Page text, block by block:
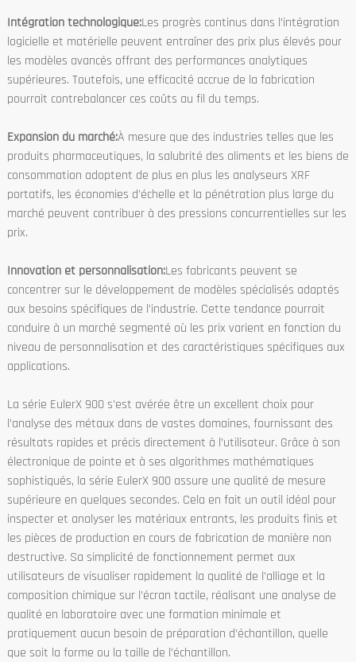
Intégration technologique:Les progrès continus dans l’intégration
logicielle et matérielle peuvent entraîner des prix plus élevés pour
les modèles avancés offrant des performances analytiques
supérieures. Toutefois, une efficacité accrue de la fabrication
pourrait contrebalancer ces coûts au fil du temps.
Expansion du marché:À mesure que des industries telles que les
produits pharmaceutiques, la salubrité des aliments et les biens de
consommation adoptent de plus en plus les analyseurs XRF
portatifs, les économies d’échelle et la pénétration plus large du
marché peuvent contribuer à des pressions concurrentielles sur les
prix.
Innovation et personnalisation:Les fabricants peuvent se
concentrer sur le développement de modèles spécialisés adaptés
aux besoins spécifiques de l’industrie. Cette tendance pourrait
conduire à un marché segmenté où les prix varient en fonction du
niveau de personnalisation et des caractéristiques spécifiques aux
applications.
La série EulerX 900 s’est avérée être un excellent choix pour
l’analyse des métaux dans de vastes domaines, fournissant des
résultats rapides et précis directement à l’utilisateur. Grâce à son
électronique de pointe et à ses algorithmes mathématiques
sophistiqués, la série EulerX 900 assure une qualité de mesure
supérieure en quelques secondes. Cela en fait un outil idéal pour
inspecter et analyser les matériaux entrants, les produits finis et
les pièces de production en cours de fabrication de manière non
destructive. Sa simplicité de fonctionnement permet aux
utilisateurs de visualiser rapidement la qualité de l’alliage et la
composition chimique sur l’écran tactile, réalisant une analyse de
qualité en laboratoire avec une formation minimale et
pratiquement aucun besoin de préparation d’échantillon, quelle
que soit la forme ou la taille de l’échantillon.